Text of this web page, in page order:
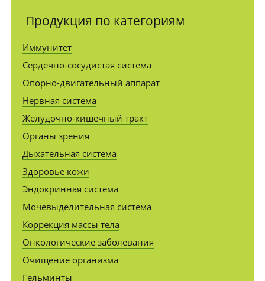
Продукция по категориям
Иммунитет
Сердечно-сосудистая система
Опорно-двигательный аппарат
Нервная система
Желудочно-кишечный тракт
Органы зрения
Дыхательная система
Здоровье кожи
Эндокринная система
Мочевыделительная система
Коррекция массы тела
Онкологические заболевания
Очищение организма
Гельминты